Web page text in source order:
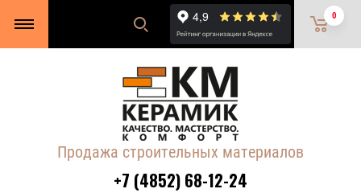
0
Продажа строительных материалов
+7 (4852) 68-12-24